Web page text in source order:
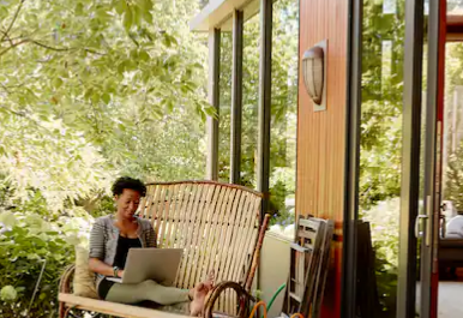
et vers le bas pour les parcourir ou en appuyant et en